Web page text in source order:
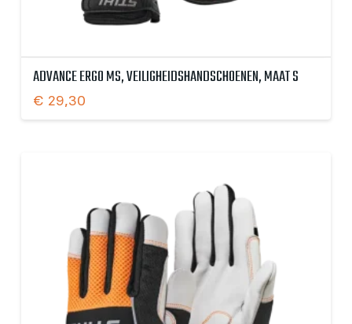
ADVANCE ERGO MS, VEILIGHEIDSHANDSCHOENEN, MAAT S
€ 29,30